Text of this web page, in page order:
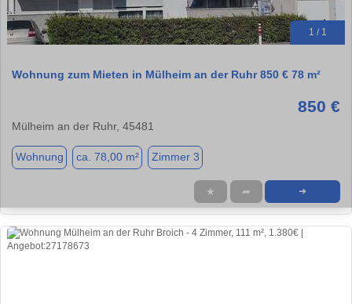
1 / 1
Wohnung zum Mieten in Mülheim an der Ruhr 850 € 78 m²
850 €
Mülheim an der Ruhr, 45481
Wohnung ca. 78,00 m² Zimmer 3
★ ➦ ➜